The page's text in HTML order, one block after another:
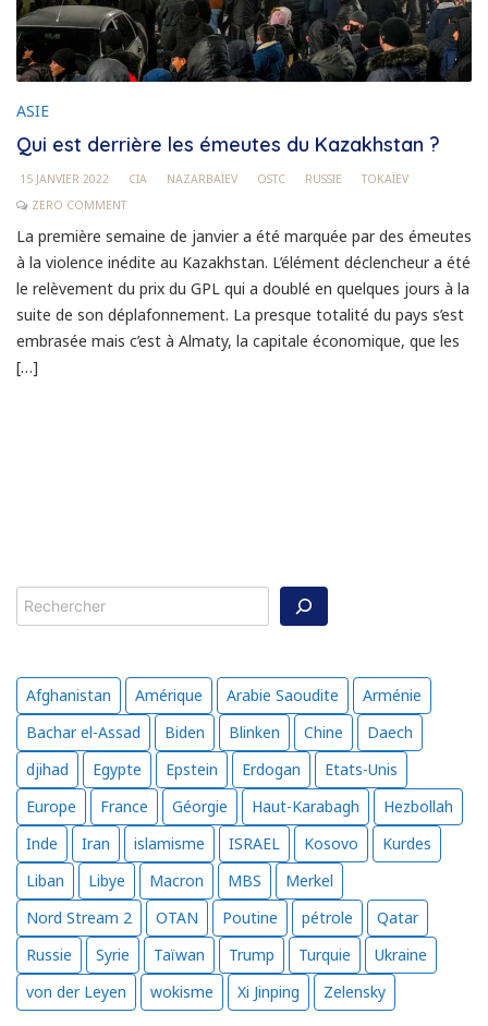
ASIE
Qui est derrière les émeutes du Kazakhstan ?
15 JANVIER 2022 CIA NAZARBAÏEV OSTC RUSSIE
TOKAÏEV
ZERO COMMENT
La première semaine de janvier a été marquée par des émeutes
à la violence inédite au Kazakhstan. L’élément déclencheur a été
le relèvement du prix du GPL qui a doublé en quelques jours à la
suite de son déplafonnement. La presque totalité du pays s’est
embrasée mais c’est à Almaty, la capitale économique, que les
[…]
Rechercher
Afghanistan Amérique Arabie Saoudite
Arménie
Bachar el-Assad
Biden Blinken Chine
Daech
djihad
Egypte Epstein Erdogan
Etats-Unis
Europe
France Géorgie Haut-Karabagh
Hezbollah
Inde
Iran islamisme ISRAEL Kosovo
Kurdes
Liban
Libye Macron MBS
Merkel
Nord Stream 2
OTAN Poutine pétrole
Qatar
Russie
Syrie Taïwan Trump Turquie
Ukraine
von der Leyen
wokisme Xi Jinping Zelensky